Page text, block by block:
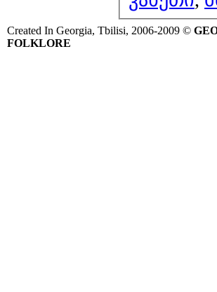
Created In Georgia, Tbilisi, 2006-2009 ©
FOLKLORE